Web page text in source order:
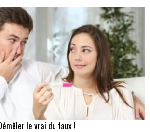
le vrai du faux !